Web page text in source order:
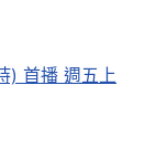
) 首播 週五上